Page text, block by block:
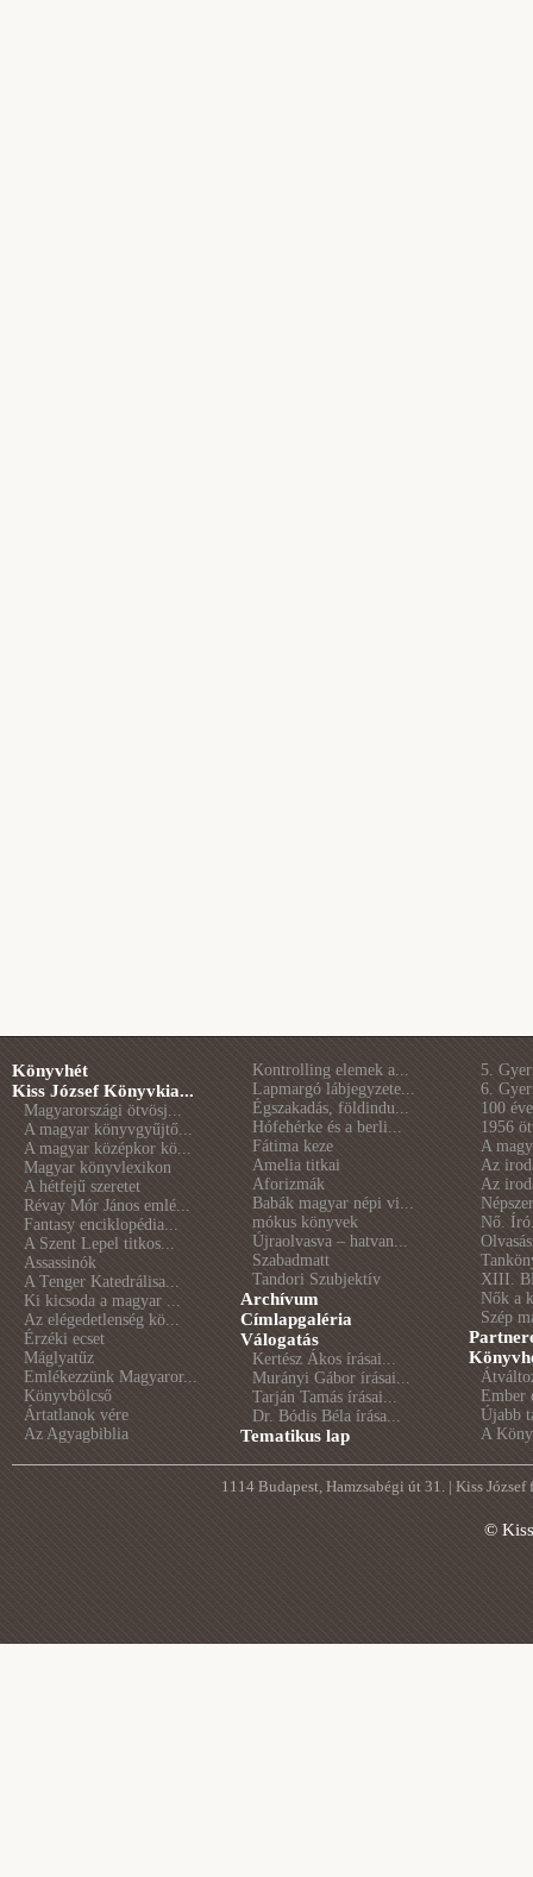
Könyvhét
Kiss József Könyvkia...
Magyarországi ötvösj...
A magyar könyvgyűjtő...
A magyar középkor kö...
Magyar könyvlexikon
A hétfejű szeretet
Révay Mór János emlé...
Fantasy enciklopédia...
A Szent Lepel titkos...
Assassinók
A Tenger Katedrálisa...
Ki kicsoda a magyar ...
Az elégedetlenség kö...
Érzéki ecset
Máglyatűz
Emlékezzünk Magyaror...
Könyvbölcső
Ártatlanok vére
Az Agyagbiblia
Kontrolling elemek a...
Lapmargó lábjegyzete...
Égszakadás, földindu...
Hófehérke és a berli...
Fátima keze
Amelia titkai
Aforizmák
Babák magyar népi vi...
mókus könyvek
Újraolvasva – hatvan...
Szabadmatt
Tandori Szubjektív
Archívum
Címlapgaléria
Válogatás
Kertész Ákos írásai...
Murányi Gábor írásai...
Tarján Tamás írásai...
Dr. Bódis Béla írása...
Tematikus lap
5.
6.
100
1956
A
Az
Az
Nő.
XIII.
Nők a
Szép
Ember
Újabb
A
1114 Budapest, Hamzsabégi út 31. | Kiss
©